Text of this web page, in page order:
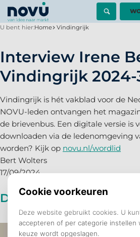
U bent hier:Home Vindingrijk
Interview Irene
Vindingrijk 2024-
Vindingrijk is hét vakblad voor de
NOVU-leden ontvangen het
de brievenbus. Een digitale versie is
downloaden via de ledenomgeving
worden? Kijk op novu.nl/wordlid
Bert Wolters
17/09/2024
De nieuwe paperclip